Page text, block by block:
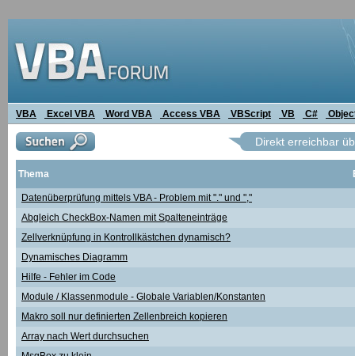
VBA Excel VBA Word VBA Access VBA VBScript VB C#
Direkt erreichbar
Thema
Datenüberprüfung mittels VBA - Problem mit "." und ","
Abgleich CheckBox-Namen mit Spalteneinträge
Zellverknüpfung in Kontrollkästchen dynamisch?
Dynamisches Diagramm
Hilfe - Fehler im Code
Module / Klassenmodule - Globale Variablen/Konstanten
Makro soll nur definierten Zellenbreich kopieren
Array nach Wert durchsuchen